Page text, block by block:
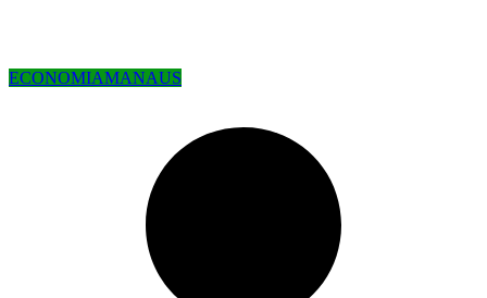
ECONOMIAMANAUS